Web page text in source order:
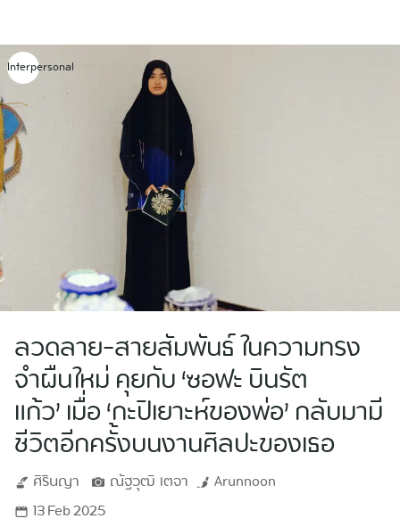
content
Interpersonal
ลวดลาย-สายสัมพันธ์ ในความทรง
จำผืนใหม่ คุยกับ ‘ซอฟะ บินรัต
แก้ว’ เมื่อ ‘กะปิเยาะห์ของพ่อ’ กลับมามี
ชีวิตอีกครั้งบนงานศิลปะของเธอ
ศิรินญา ณัฐวุฒิ เตจา
Arunnoon
13 Feb 2025